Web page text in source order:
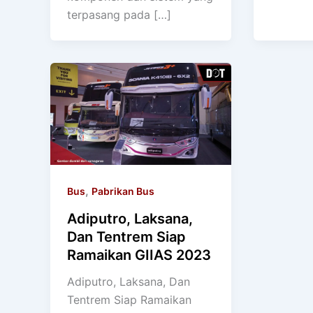
terpasang pada […]
Bus, Pabrikan Bus
Adiputro, Laksana,
Dan Tentrem Siap
Ramaikan GIIAS 2023
Adiputro, Laksana, Dan
Tentrem Siap Ramaikan